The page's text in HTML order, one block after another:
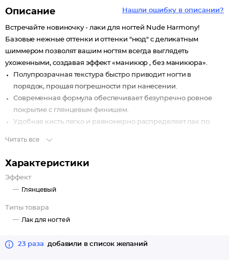
Нашли ошибку в описании?
Описание
Встречайте новиночку - лаки для ногтей Nude Harmony!
Базовые нежные оттенки и оттенки "нюд" с деликатным
шиммером позволят вашим ногтям всегда выглядеть
ухоженными, создавая эффект «маникюр , без маникюра».
Полупрозрачная текстура быстро приводит ногти в
порядок, прощая погрешности при нанесении.
Современная формула обеспечивает безупречно ровное
покрытие с глянцевым финишем.
Удобная кисть легко и равномерно распределяет лак по
Читать все
Характеристики
Эффект
Глянцевый
Типы товара
Лак для ногтей
23 раза добавили в список желаний